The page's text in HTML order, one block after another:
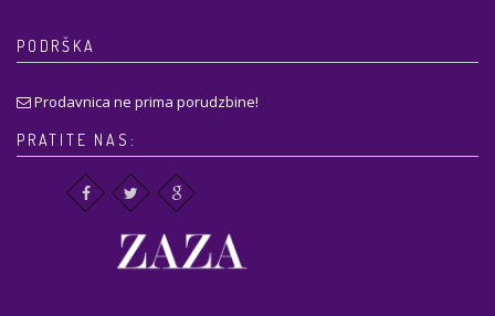
PODRŠKA
Prodavnica ne prima porudzbine!
PRATITE NAS: